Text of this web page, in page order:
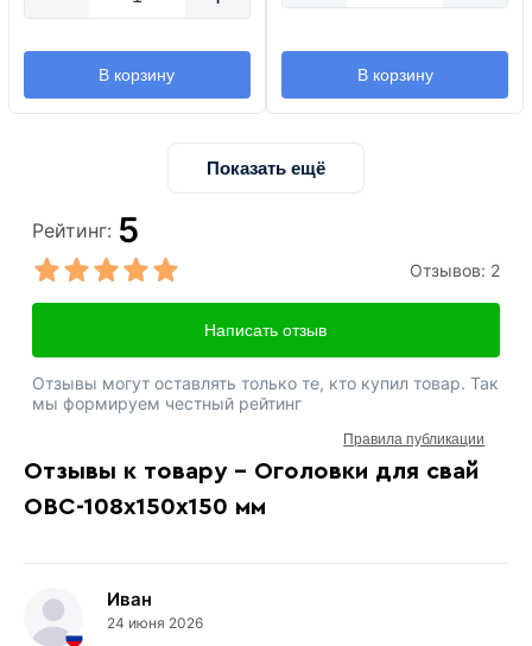
В корзину В корзину
Показать ещё
Отзывы к товару - Оголовки для свай
ОВС-108х150х150 мм
Иван
24 июня 2026
Рейтинг: 5
Отзывов: 2
Написать отзыв
Отзывы могут оставлять только те, кто купил товар. Так
мы формируем честный рейтинг
Правила публикации